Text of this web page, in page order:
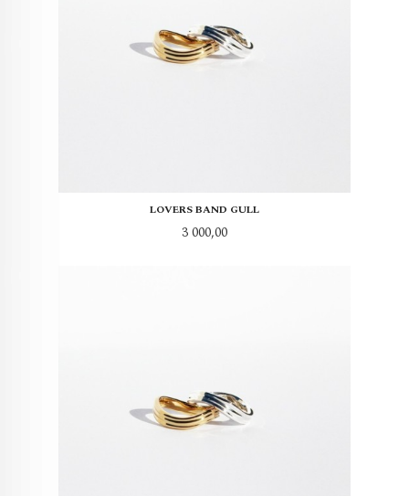
LOVERS BAND GULL
Pris
3 000,00